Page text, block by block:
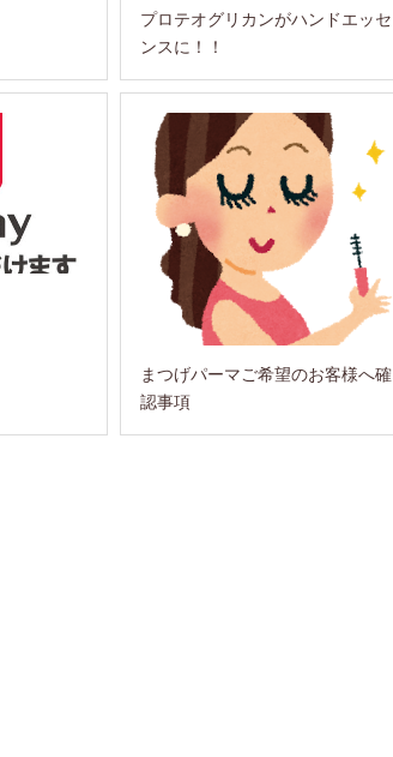
プロテオグリカンがハンドエッセ
ンスに！！
まつげパーマご希望のお客様へ確
認事項